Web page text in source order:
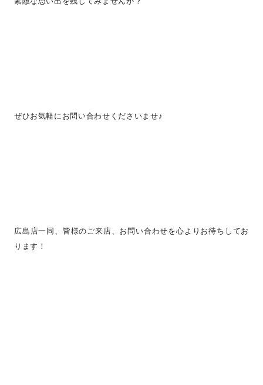
ぜひお気軽にお問い合わせくださいませ♪
広島店一同、皆様のご来店、お問い合わせを心よりお待ちしてお
ります！